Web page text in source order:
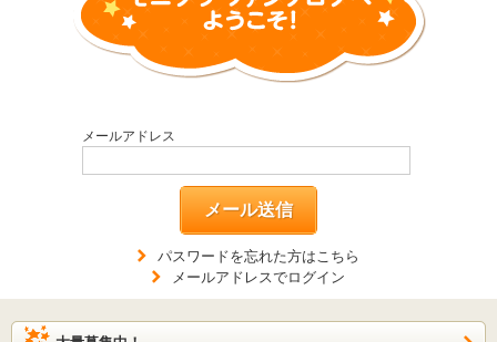
メールアドレス
メール送信
パスワードを忘れた方はこちら
メールアドレスでログイン